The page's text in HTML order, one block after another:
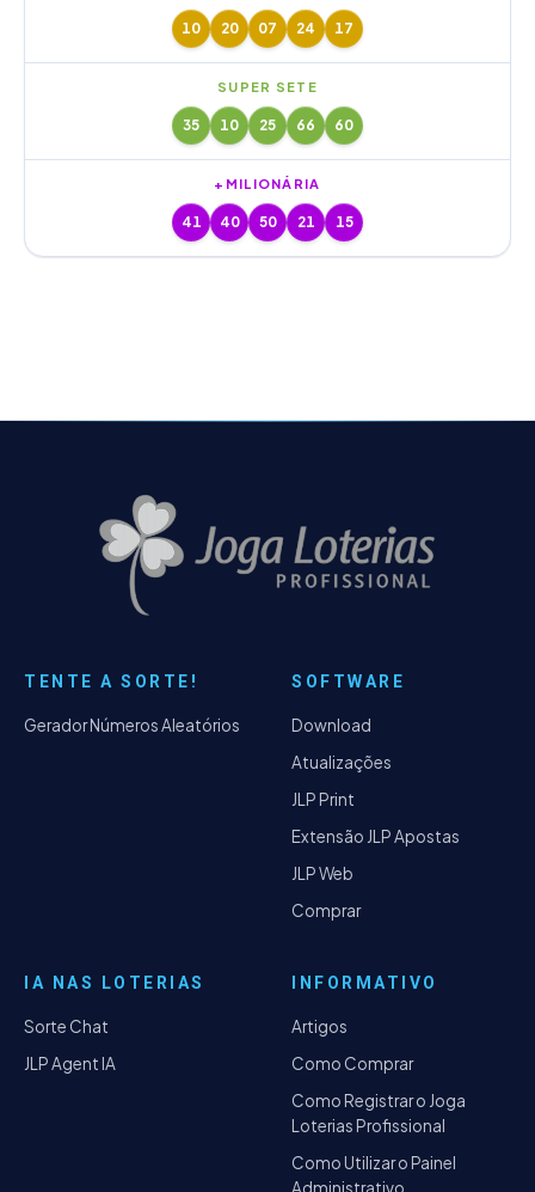
10 20 07 24 17
SUPER SETE
35 10 25 66 60
+MILIONÁRIA
41 40 50 21 15
TENTE A SORTE!
Gerador Números Aleatórios
SOFTWARE
Download
Atualizações
JLP Print
Extensão JLP Apostas
JLP Web
Comprar
IA NAS LOTERIAS
Sorte Chat
JLP Agent IA
INFORMATIVO
Artigos
Como Comprar
Como Registrar o Joga
Loterias Profissional
Como Utilizar o Painel